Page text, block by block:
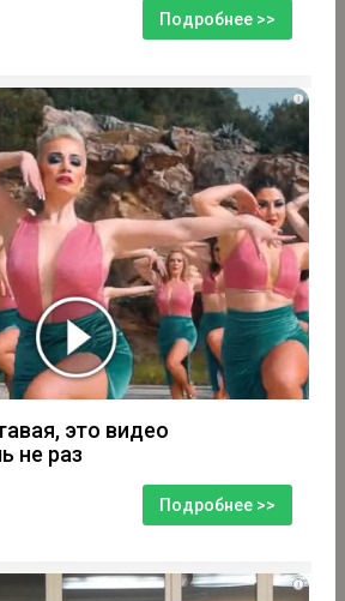
Подробнее >>
i
это видео
не раз
Подробнее >>
i